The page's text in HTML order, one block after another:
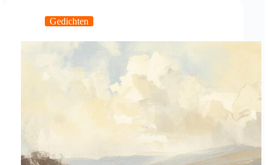
Gedichten